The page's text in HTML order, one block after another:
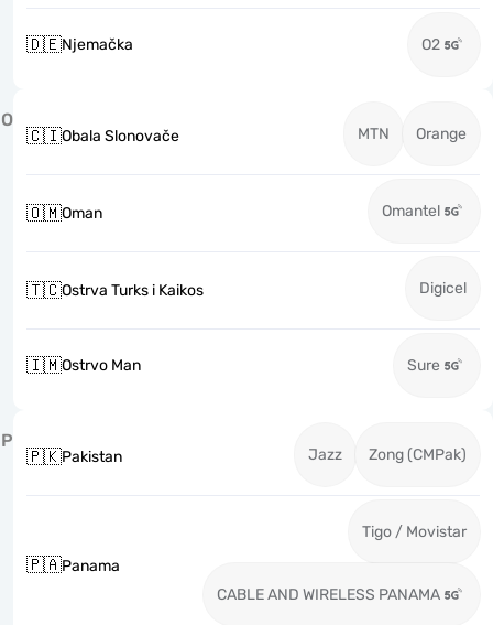
🇩🇪Njemačka O2
O
🇨🇮Obala Slonovače MTN Orange
🇴🇲Oman Omantel
🇹🇨Ostrva Turks i Kaikos Digicel
🇮🇲Ostrvo Man Sure
P
🇵🇰Pakistan Jazz Zong (CMPak)
🇵🇦Panama
Tigo / Movistar
CABLE AND WIRELESS PANAMA